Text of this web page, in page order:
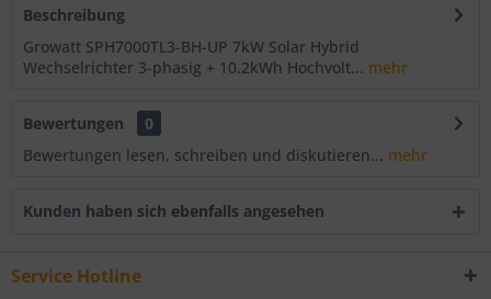
Beschreibung
Growatt SPH7000TL3-BH-UP 7kW Solar Hybrid
Wechselrichter 3-phasig + 10.2kWh Hochvolt... mehr
Bewertungen
0
Bewertungen lesen, schreiben und diskutieren... mehr
Kunden haben sich ebenfalls angesehen
Service Hotline